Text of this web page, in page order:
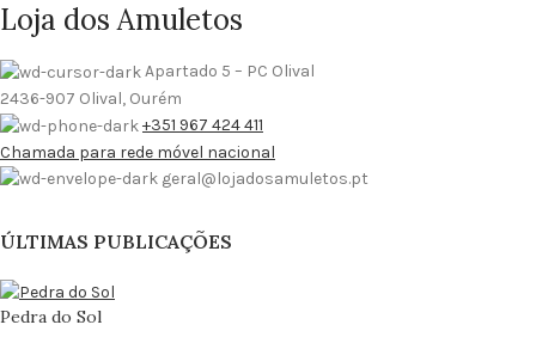
Loja dos Amuletos
Apartado 5 – PC Olival
2436-907 Olival, Ourém
+351 967 424 411
Chamada para rede móvel nacional
geral@lojadosamuletos.pt
ÚLTIMAS PUBLICAÇÕES
Pedra do Sol